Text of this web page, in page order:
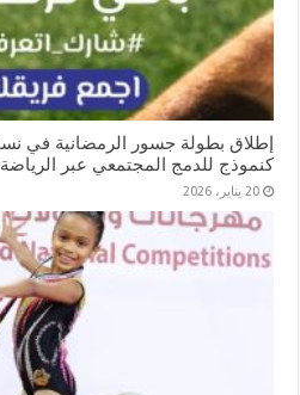
كنموذج للدمج المجتمعي عبر الرياضة
20 يناير، 2026